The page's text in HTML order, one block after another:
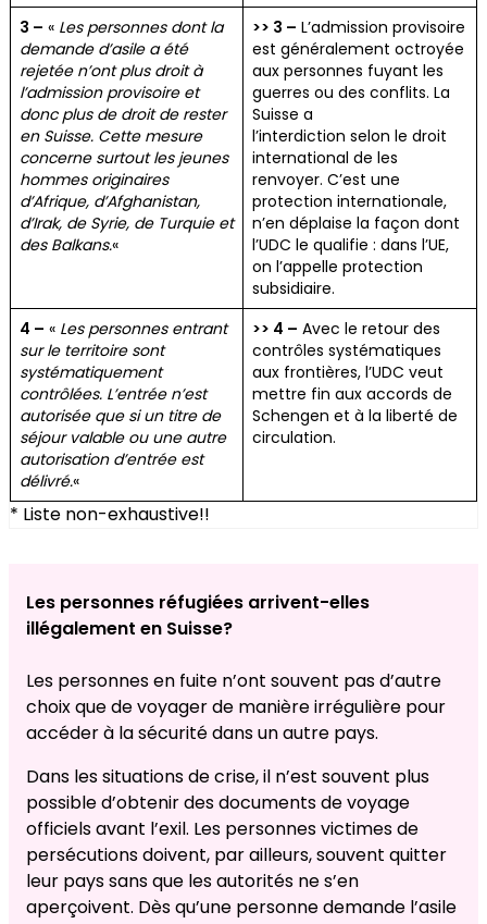
3 – « Les personnes dont la
demande d’asile a été
rejetée n’ont plus droit à
l’admission provisoire et
donc plus de droit de rester
en Suisse. Cette mesure
concerne surtout les jeunes
hommes originaires
d’Afrique, d’Afghanistan,
d’Irak, de Syrie, de Turquie et
des Balkans.«
>> 3 – L’admission provisoire
est généralement octroyée
aux personnes fuyant les
guerres ou des conflits. La
Suisse a
l’interdiction selon le droit
international de les
renvoyer. C’est une
protection internationale,
n’en déplaise la façon dont
l’UDC le qualifie : dans l’UE,
on l’appelle protection
subsidiaire.
4 – « Les personnes entrant
sur le territoire sont
systématiquement
contrôlées. L’entrée n’est
autorisée que si un titre de
séjour valable ou une autre
autorisation d’entrée est
délivré.«
>> 4 – Avec le retour des
contrôles systématiques
aux frontières, l’UDC veut
mettre fin aux accords de
Schengen et à la liberté de
circulation.
* Liste non-exhaustive!!
Les personnes réfugiées arrivent-elles
illégalement en Suisse?
Les personnes en fuite n’ont souvent pas d’autre
choix que de voyager de manière irrégulière pour
accéder à la sécurité dans un autre pays.
Dans les situations de crise, il n’est souvent plus
possible d’obtenir des documents de voyage
officiels avant l’exil. Les personnes victimes de
persécutions doivent, par ailleurs, souvent quitter
leur pays sans que les autorités ne s’en
aperçoivent. Dès qu’une personne demande l’asile